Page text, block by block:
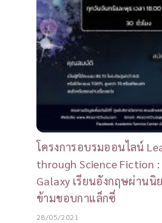
โครงการอบรมออนไลน์
through Science Fiction
Galaxy เรียนอังกฤษผ่านนิ
ข้ามขอบกาแล็กซี่
28/05/2021